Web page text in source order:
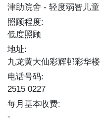
津助院舍
轻度弱智儿
照顾程度:
低度照顾
地址:
九龙黄大仙彩辉邨彩华
电话号码:
2515 0227
每月基本收费:
-